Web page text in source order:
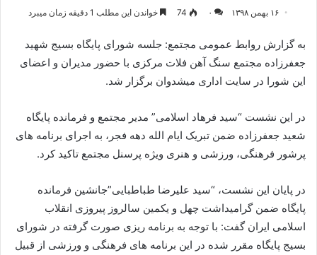
۱۶ بهمن ۱۳۹۸ ۰ 74 خواندن این مطلب 1 دقیقه زمان میبرد
به گزارش روابط عمومی مجتمع: جلسه شورای پایگاه بسیج شهید
جعفرزاده مجتمع سنگ آهن فلات مرکزی با حضور مدیران و اعضای
این شورا در سایت اداری میشدوان برگزار شد.
در این نشست “سید فرهاد اسلامی” مدیر مجتمع و فرمانده پایگاه
شعید جعفرزاده ضمن تبریک ایام الله دهه فجر، به اجرای برنامه های
پرشور فرهنگی، ورزشی و هنری ویژه پرسنل مجتمع تاکید کرد.
در پایان این نشست، “سید علیرضا طباطبایی”جانشین فرمانده
پایگاه ضمن گرامیداشت چهل و یکمین سالروز پیروزی انقلاب
اسلامی ایران گفت: با توجه به برنامه ریزی صورت گرفته در شورای
بسیج پایگاه مقرر شده در این برنامه های فرهنگی و ورزشی از قبیل